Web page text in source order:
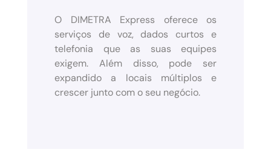
O DIMETRA Express oferece os
serviços de voz, dados curtos e
telefonia que as suas equipes
exigem. Além disso, pode ser
expandido a locais múltiplos e
crescer junto com o seu negócio.